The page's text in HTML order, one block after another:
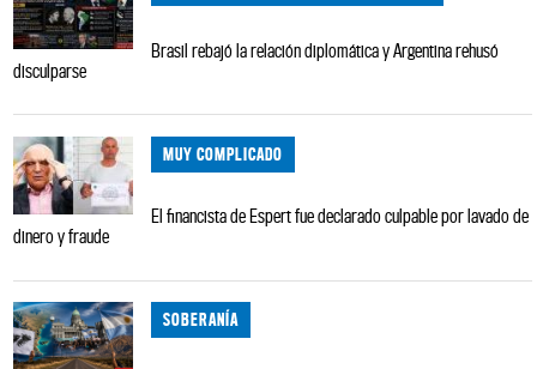
Brasil rebajó la relación diplomática y Argentina rehusó
disculparse
MUY COMPLICADO
El financista de Espert fue declarado culpable por lavado de
dinero y fraude
SOBERANÍA